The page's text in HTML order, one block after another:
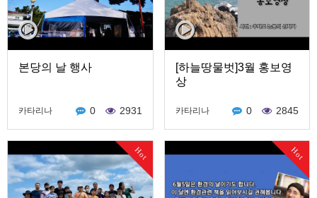
본당의 날 행사
카타리나 0 2931
[하늘땅물벗]3월 홍보영
상
카타리나 0 2845
Hot Hot